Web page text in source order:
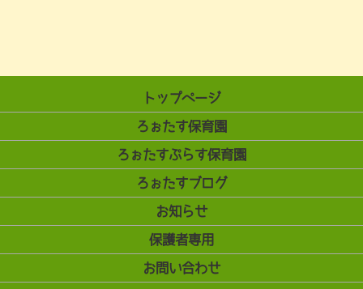
トップページ
ろぉたす保育園
ろぉたすぷらす保育園
ろぉたすブログ
お知らせ
保護者専用
お問い合わせ